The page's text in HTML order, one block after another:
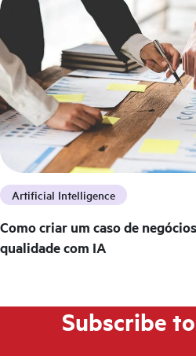
Artificial Intelligence
Como criar um caso de
qualidade com IA
Subscribe